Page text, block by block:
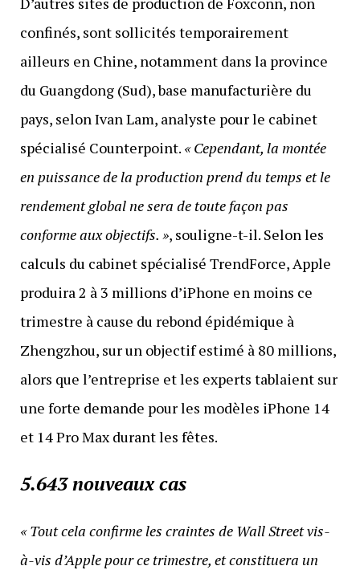
confinés, sont sollicités temporairement
ailleurs en Chine, notamment dans la province
du Guangdong (Sud), base manufacturière du
pays, selon Ivan Lam, analyste pour le cabinet
spécialisé Counterpoint. « Cependant, la montée
en puissance de la production prend du temps et le
rendement global ne sera de toute façon pas
conforme aux objectifs. », souligne-t-il. Selon les
calculs du cabinet spécialisé TrendForce, Apple
produira 2 à 3 millions d’iPhone en moins ce
trimestre à cause du rebond épidémique à
Zhengzhou, sur un objectif estimé à 80 millions,
alors que l’entreprise et les experts tablaient sur
une forte demande pour les modèles iPhone 14
et 14 Pro Max durant les fêtes.
5.643 nouveaux cas
« Tout cela confirme les craintes de Wall Street vis-
à-vis d’Apple pour ce trimestre, et constituera un